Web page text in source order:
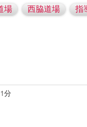
場 西脇道場 指
分